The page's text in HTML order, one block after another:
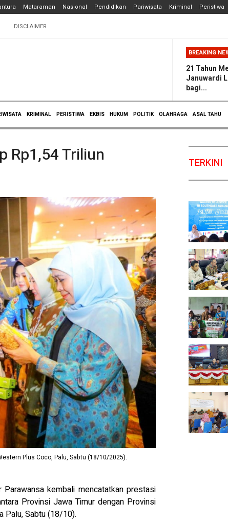
Mataraman Nasional Pendidikan Pariwisata Kriminal Peristiwa
DISCLAIMER
BREAKING
21 Tahun
Januwardi
bagi...
KRIMINAL PERISTIWA EKBIS HUKUM POLITIK OLAHRAGA ASAL TAHU
Rp1,54 Triliun
Plus Coco, Palu, Sabtu (18/10/2025).
kembali mencatatkan prestasi
Provinsi Jawa Timur dengan Provinsi
Palu, Sabtu (18/10).
TERKINI